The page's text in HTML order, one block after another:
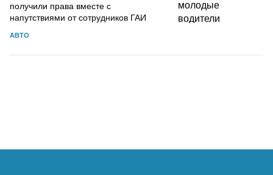
получили права вместе с
напутствиями от сотрудников ГАИ
АВТО